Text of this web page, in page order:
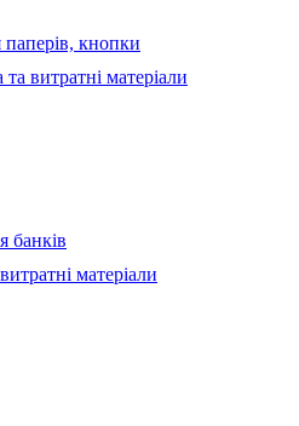
паперів, кнопки
та витратні матеріали
банків
матеріали